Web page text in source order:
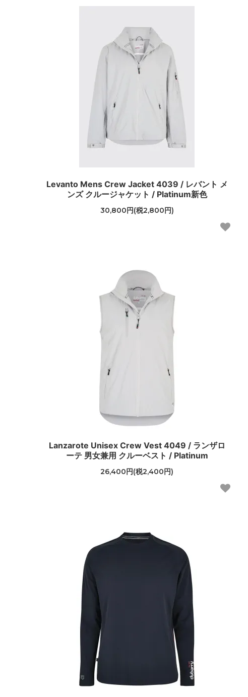
Levanto Mens Crew Jacket 4039 / レバント メ
ンズ クルージャケット / Platinum新色
30,800円(税2,800円)
Lanzarote Unisex Crew Vest 4049 / ランザロ
ーテ 男女兼用 クルーベスト / Platinum
26,400円(税2,400円)